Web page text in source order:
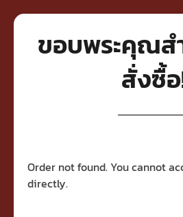
ขอบพระคุณส
สั่งซื้
Order not found. You cannot
directly.